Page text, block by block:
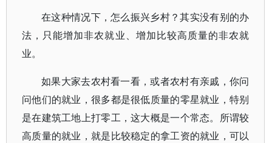
在这种情况下，怎么振兴乡村？其实没有别的办
法，只能增加非农就业、增加比较高质量的非农就
业。
如果大家去农村看一看，或者农村有亲戚，你问
问他们的就业，很多都是很低质量的零星就业，特别
是在建筑工地上打零工，这大概是一个常态。所谓较
高质量的就业，就是比较稳定的拿工资的就业，可以